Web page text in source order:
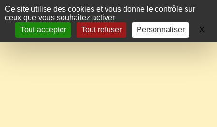
Panneau de gestion des cookies
Ce site utilise des cookies et vous donne le contrôle sur
ceux que vous souhaitez activer
Tout accepter
Tout refuser Personnaliser X